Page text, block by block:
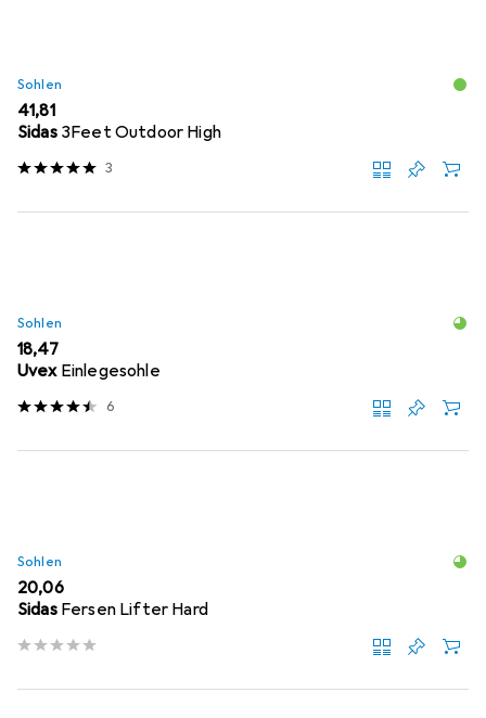
Sohlen
EUR
41,81
Sidas 3Feet Outdoor High
3
Sohlen
EUR
18,47
Uvex Einlegesohle
6
Sohlen
EUR
20,06
Sidas Fersen Lifter Hard